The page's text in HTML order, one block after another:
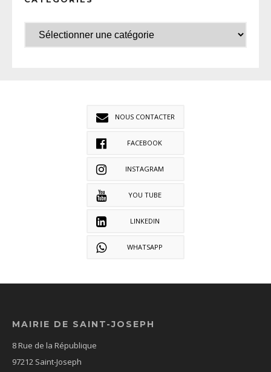
NOUS CONTACTER
FACEBOOK
INSTAGRAM
YOU TUBE
LINKEDIN
WHATSAPP
MAIRIE DE SAINT-JOSEPH
8 Rue de la République
97212 Saint-Joseph